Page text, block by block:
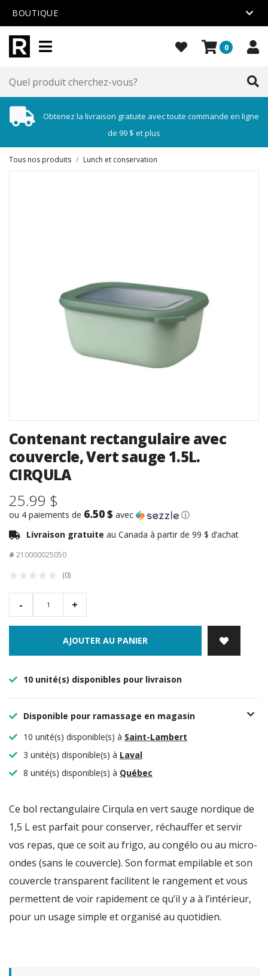
BOUTIQUE
0
Obtenez la livraison gratuite avec toute commande en ligne
de 99 $ et plus
Tous nos produits / Lunch et conservation
Contenant rectangulaire avec
couvercle, Vert sauge 1.5L.
CIRQULA
25.99 $
ou 4 paiements de 6.50 $ avec
ⓘ
Livraison gratuite au Canada à partir de 99 $ d’achat
# 210000025050
(0)
- +
AJOUTER AU PANIER
10 unité(s) disponibles pour livraison
Disponible pour ramassage en magasin
10 unité(s) disponible(s) à Saint-Lambert
3 unité(s) disponible(s) à Laval
8 unité(s) disponible(s) à Québec
Ce bol rectangulaire Cirqula en vert sauge nordique de
1,5 L est parfait pour conserver, réchauffer et servir
vos repas, que ce soit au frigo, au congélo ou au micro-
ondes (sans le couvercle). Son format empilable et son
couvercle transparent facilitent le rangement et vous
permettent de voir rapidement ce qu’il y a à l’intérieur,
pour un usage simple et organisé au quotidien.